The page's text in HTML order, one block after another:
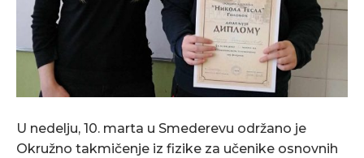
U nedelju, 10. marta u Smederevu održano je
Okružno takmičenje iz fizike za učenike osnovnih